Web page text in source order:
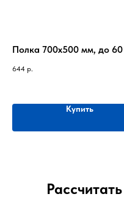
Полка 700х500 мм, до 60
644 р.
Купить